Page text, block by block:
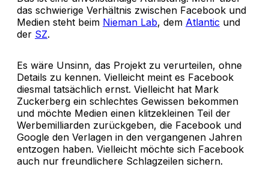
das schwierige Verhältnis zwischen Facebook und
Medien steht beim Nieman Lab, dem Atlantic und
der SZ.
Es wäre Unsinn, das Projekt zu verurteilen, ohne
Details zu kennen. Vielleicht meint es Facebook
diesmal tatsächlich ernst. Vielleicht hat Mark
Zuckerberg ein schlechtes Gewissen bekommen
und möchte Medien einen klitzekleinen Teil der
Werbemilliarden zurückgeben, die Facebook und
Google den Verlagen in den vergangenen Jahren
entzogen haben. Vielleicht möchte sich Facebook
auch nur freundlichere Schlagzeilen sichern.